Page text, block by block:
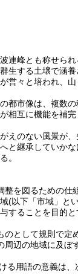
連峰とも称せら
生する土壌で涵
営々と培われ、
都市像は、複数
相互に機能を補
えのない風景が
と継承していかな
。
を図るための
(以下「市域」と
することを目的と
として規則で定
辺の地域に及
る用語の意義は、